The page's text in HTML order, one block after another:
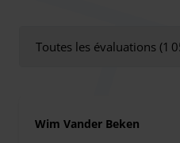
du stationnement à
À noter : en raison des
Toutes les évaluations (1
Wim Vander Beken